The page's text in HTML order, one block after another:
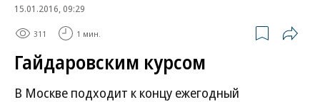
15.01.2016, 09:29
311 1 мин.
Гайдаровским курсом
В Москве подходит к концу ежегодный